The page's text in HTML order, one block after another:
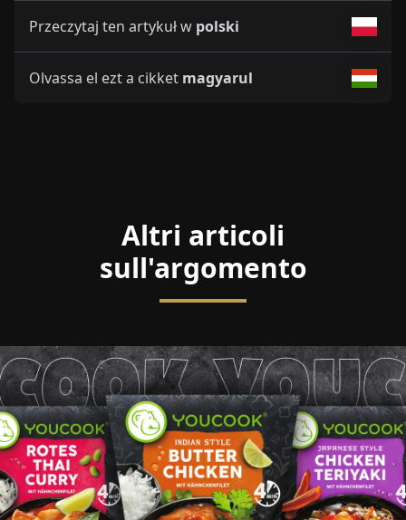
Przeczytaj ten artykuł w polski
Olvassa el ezt a cikket magyarul
Altri articoli
sull'argomento